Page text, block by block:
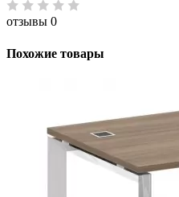
отзывы 0
Похожие товары